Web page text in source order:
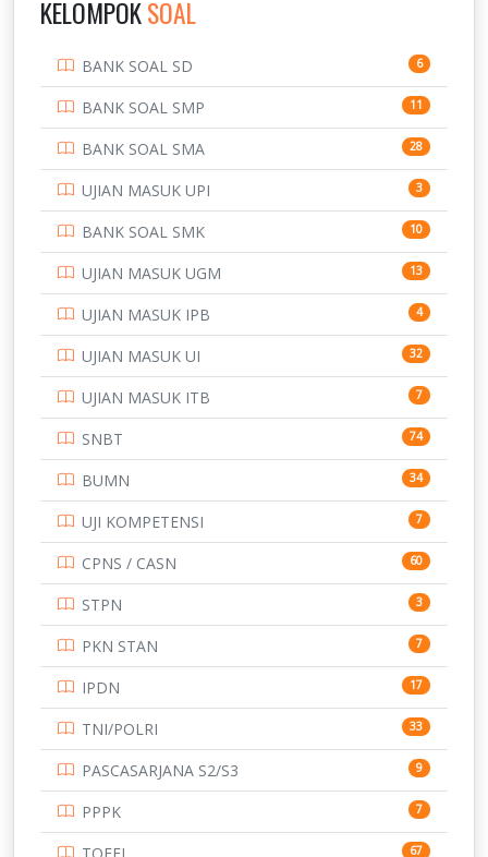
3
169
7
PTDI STTD 4
133
SMA 146
SMK 231
SMP 134
STIP 2
153
345
UNIVERSITAS AIRLANGGA 15
16
15
15
14
14
UNIVERSITAS CENDRAWASIH 14
15
KELOMPOKSOAL
BANK SOAL SD 6
BANK SOAL SMP 11
BANK SOAL SMA 28
UJIAN MASUK UPI 3
BANK SOAL SMK 10
UJIAN MASUK UGM 13
UJIAN MASUK IPB 4
UJIAN MASUK UI 32
UJIAN MASUK ITB 7
SNBT 74
BUMN 34
UJI KOMPETENSI 7
CPNS / CASN 60
STPN 3
PKN STAN 7
IPDN 17
TNI/POLRI 33
PASCASARJANA S2/S3 9
PPPK 7
TOEFL 67